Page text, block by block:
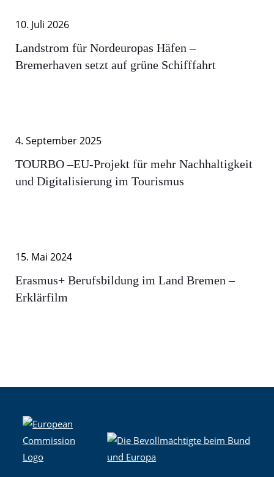
10. Juli 2026
Landstrom für Nordeuropas Häfen –
Bremerhaven setzt auf grüne Schifffahrt
4. September 2025
TOURBO –EU-Projekt für mehr Nachhaltigkeit
und Digitalisierung im Tourismus
15. Mai 2024
Erasmus+ Berufsbildung im Land Bremen –
Erklärfilm